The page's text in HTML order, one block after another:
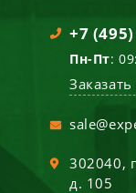
+7 (495)
Пн-Пт:
302040,
д. 105